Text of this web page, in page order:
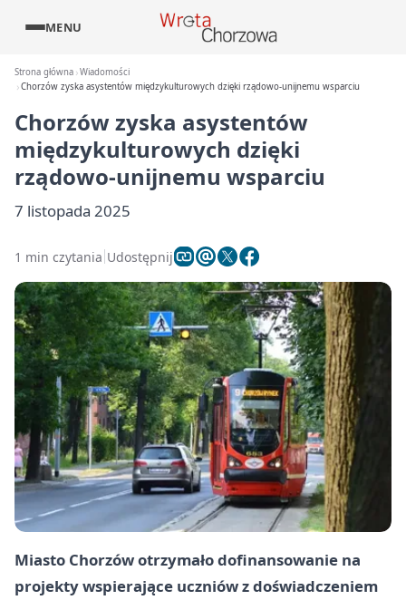
MENU
Strona główna Wiadomości
Chorzów zyska asystentów międzykulturowych dzięki rządowo‑unijnemu wsparciu
Chorzów zyska asystentów
międzykulturowych dzięki
rządowo‑unijnemu wsparciu
7 listopada 2025
1 min czytania Udostępnij
Miasto Chorzówotrzymało dofinansowanie na
projekty wspierające uczniów z doświadczeniem